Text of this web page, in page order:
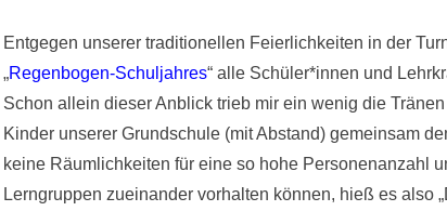
Entgegen unserer traditionellen Feierlichkeiten in der
„Regenbogen-Schuljahres“ alle Schüler*innen und
Schon allein dieser Anblick trieb mir ein wenig die
Kinder unserer Grundschule (mit Abstand) gemeinsam
keine Räumlichkeiten für eine so hohe Personenanzahl
Lerngruppen zueinander vorhalten können, hieß es also